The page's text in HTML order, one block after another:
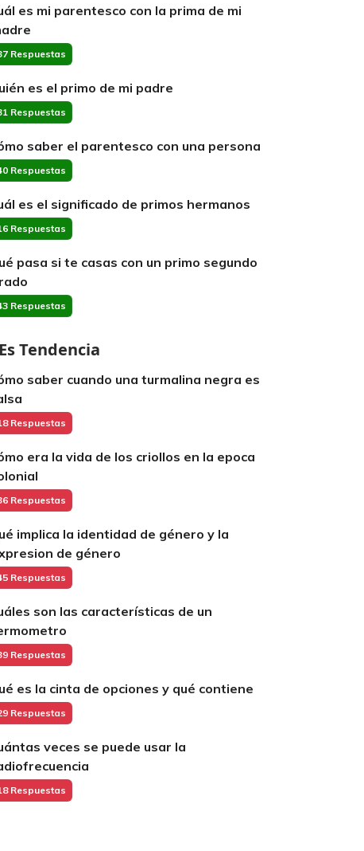
es mi parentesco con la prima de mi
Respuestas
es el primo de mi padre
Respuestas
saber el parentesco con una persona
Respuestas
es el significado de primos hermanos
Respuestas
pasa si te casas con un primo segundo
Respuestas
Es Tendencia
saber cuando una turmalina negra es
Respuestas
era la vida de los criollos en la epoca
Respuestas
implica la identidad de género y la
de género
Respuestas
son las características de un
Respuestas
es la cinta de opciones y qué contiene
Respuestas
veces se puede usar la
Respuestas